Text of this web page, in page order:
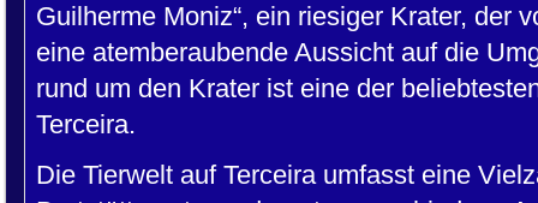
Guilherme Moniz“, ein riesiger Krater, der
eine atemberaubende Aussicht auf die
rund um den Krater ist eine der
Terceira.
Die Tierwelt auf Terceira umfasst eine